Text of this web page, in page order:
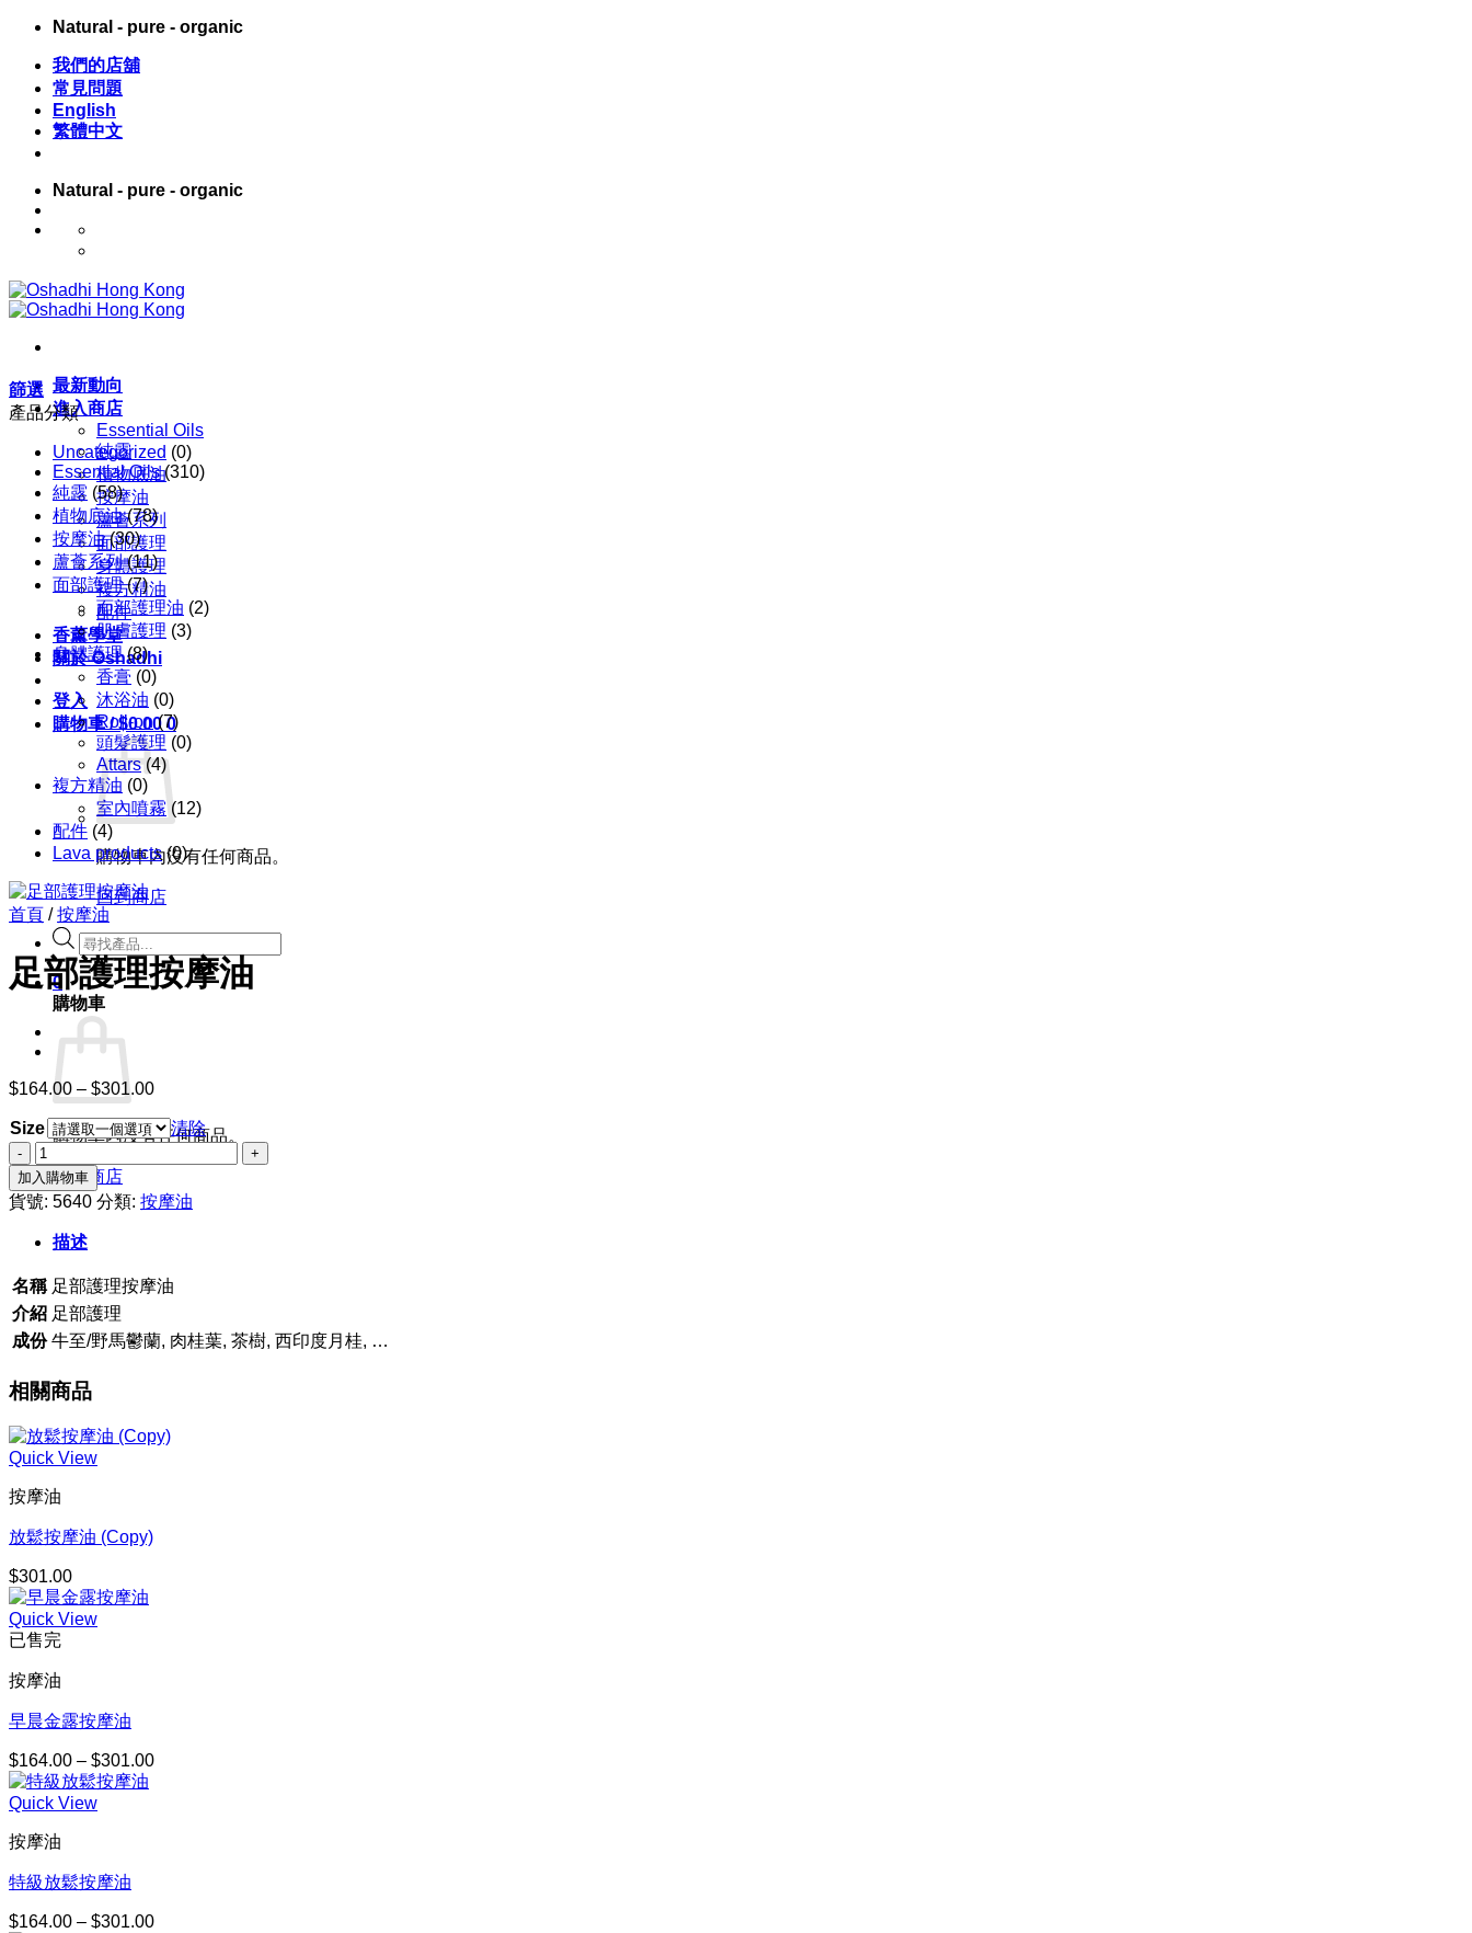
Skip
content
Natural - pure - organic
我們的店舖
常見問題
English
繁體中文
Natural - pure - organic
最新動向
進入商店
Essential Oils
純露
植物底油
按摩油
蘆薈系列
面部護理
身體護理
複方精油
配件
香薰學堂
關於 Oshadhi
登入
購物車 /$0.00 0
購物車內沒有任何商品。
回到商店
Products
search
0
購物車
購物車內沒有任何商品。
回到商店
篩選
產品分類
Uncategorized (0)
Essential Oils (310)
純露 (58)
植物底油 (78)
按摩油 (30)
蘆薈系列 (11)
面部護理 (7)
面部護理油 (2)
肌膚護理 (3)
身體護理 (8)
香膏 (0)
沐浴油 (0)
Roll-on (7)
頭髮護理 (0)
Attars (4)
複方精油 (0)
室內噴霧 (12)
配件 (4)
Lava products (0)
首頁 / 按摩油
足部護理按摩油
$164.00 – $301.00價
範
到
Size
清除
足
部
護
按
油
數
量
加入購物車
貨號: 5640 分類: 按摩油
描述
名稱 足部護理按摩油
介紹 足部護理
成份 牛至/野馬鬱蘭, 肉桂葉, 茶樹, 西印度月桂, …
相關商品
Quick View
按摩油
放鬆按摩油 (Copy)
$301.00
Quick View
已售完
按摩油
早晨金露按摩油
$164.00 – $301.00價
Quick View
按摩油
特級放鬆按摩油
$164.00 – $301.00價